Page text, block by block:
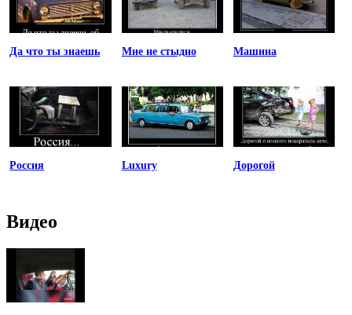
Да что ты знаешь Мне не стыдно Машина
Россия Luxury Дорогой
Видео